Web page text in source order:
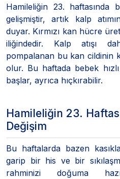
Hamileliğin 23. haftasında
gelişmiştir, artık kalp
duyar. Kırmızı kan hücre
iliğindedir. Kalp atışı
pompalanan bu kan cildinin
olur. Bu haftada bebek
başlar, ayrıca hıçkırabilir.
Hamileliğin 23.
Değişim
Bu haftalarda bazen
garip bir his ve bir
rahminizi doğuma